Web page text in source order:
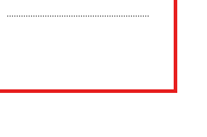
Γιώργου